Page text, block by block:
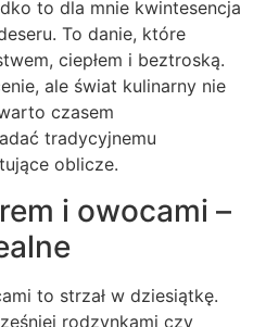
to dla mnie kwintesencja
To danie, które
ciepłem i beztroską.
ale świat kulinarny nie
czasem
tradycyjnemu
oblicze.
i owocami –
to strzał w dziesiątkę.
rodzynkami czy